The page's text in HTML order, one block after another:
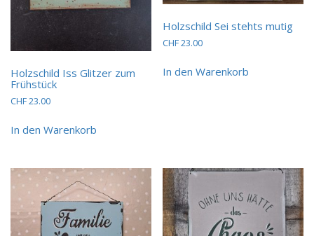
Holzschild Iss Glitzer zum
Frühstück
CHF23.00
In den Warenkorb
Holzschild Sei stehts mutig
CHF23.00
In den Warenkorb